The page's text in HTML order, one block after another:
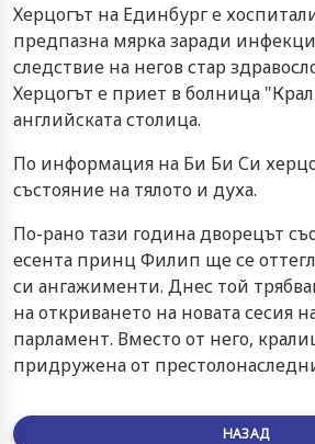
Херцогът на Единбург е
предпазна мярка заради
следствие на негов стар
Херцогът е приет в болница
английската столица.
По информация на Би Би Си
състояние на тялото и духа.
По-рано тази година дворецът
есента принц Филип ще се
си ангажименти. Днес той
на откриването на новата сесия
парламент. Вместо от него,
придружена от
НАЗАД